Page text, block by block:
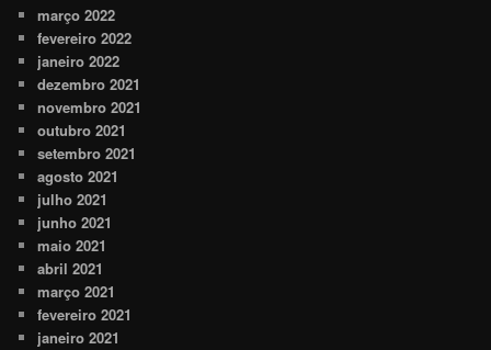
março 2022
fevereiro 2022
janeiro 2022
dezembro 2021
novembro 2021
outubro 2021
setembro 2021
agosto 2021
julho 2021
junho 2021
maio 2021
abril 2021
março 2021
fevereiro 2021
janeiro 2021